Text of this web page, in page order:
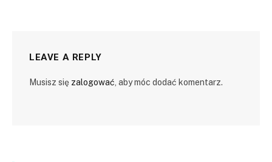
LEAVE A REPLY
Musisz się zalogować , aby móc dodać komentarz.